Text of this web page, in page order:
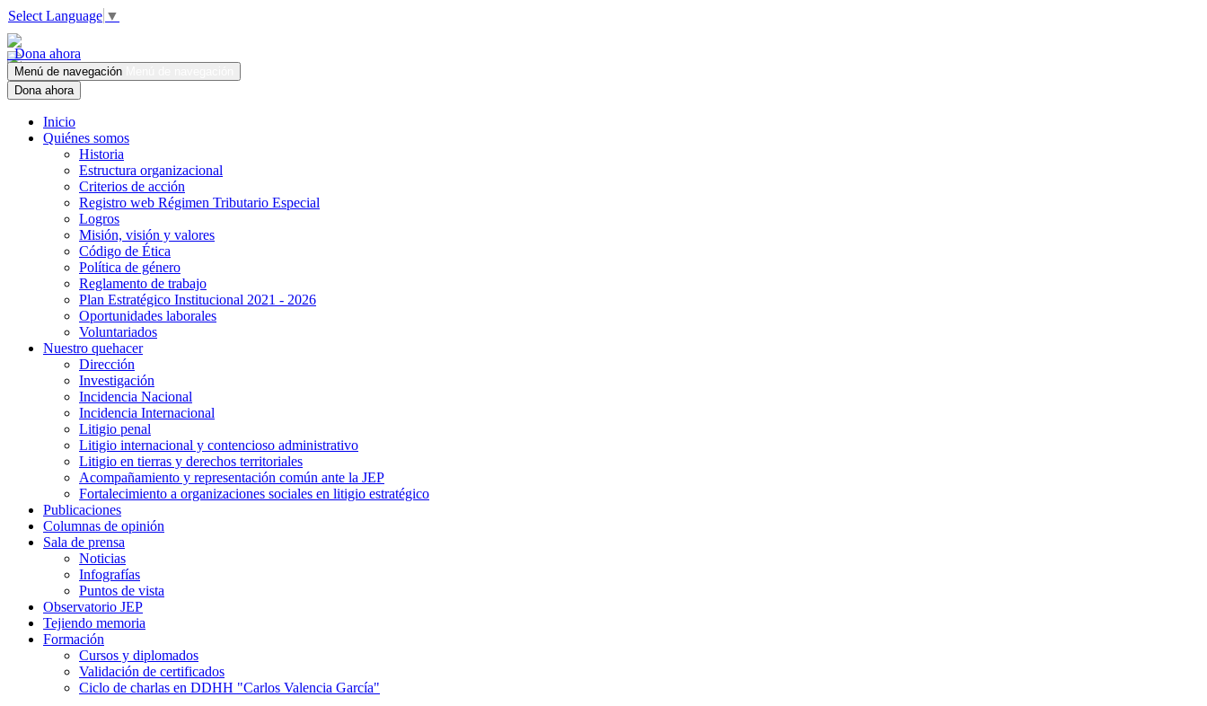
Select Language ▼
Dona ahora
Menú de navegación
Dona ahora
Inicio
Quiénes somos
Historia
Estructura organizacional
Criterios de acción
Registro web Régimen Tributario Especial
Logros
Misión, visión y valores
Código de Ética
Política de género
Reglamento de trabajo
Plan Estratégico Institucional 2021 - 2026
Oportunidades laborales
Voluntariados
Nuestro quehacer
Dirección
Investigación
Incidencia Nacional
Incidencia Internacional
Litigio penal
Litigio internacional y contencioso administrativo
Litigio en tierras y derechos territoriales
Acompañamiento y representación común ante la JEP
Fortalecimiento a organizaciones sociales en litigio estratégico
Publicaciones
Columnas de opinión
Sala de prensa
Noticias
Infografías
Puntos de vista
Observatorio JEP
Tejiendo memoria
Formación
Cursos y diplomados
Validación de certificados
Ciclo de charlas en DDHH "Carlos Valencia García"